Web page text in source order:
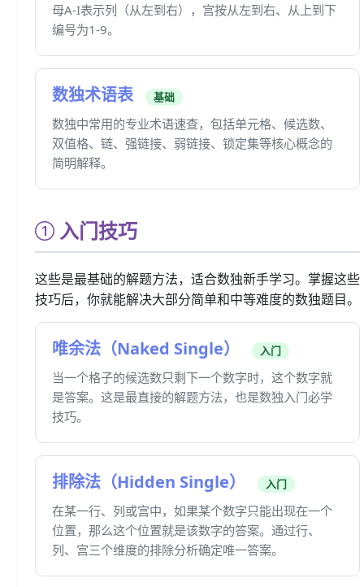
母A-I表示列（从左到右），宫按从左到右、从上到下
编号为1-9。
数独术语表 基础
数独中常用的专业术语速查，包括单元格、候选数、
双值格、链、强链接、弱链接、锁定集等核心概念的
简明解释。
入门技巧
这些是最基础的解题方法，适合数独新手学习。掌握这些
技巧后，你就能解决大部分简单和中等难度的数独题目。
唯余法（Naked Single） 入门
当一个格子的候选数只剩下一个数字时，这个数字就
是答案。这是最直接的解题方法，也是数独入门必学
技巧。
排除法（Hidden Single） 入门
在某一行、列或宫中，如果某个数字只能出现在一个
位置，那么这个位置就是该数字的答案。通过行、
列、宫三个维度的排除分析确定唯一答案。